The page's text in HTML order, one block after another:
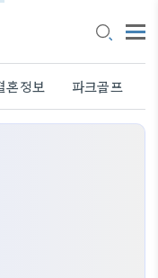
혼정보 파크골프